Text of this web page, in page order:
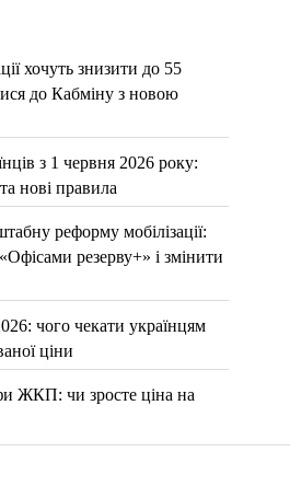
хочуть знизити до 55
до Кабміну з новою
з 1 червня 2026 року:
нові правила
реформу мобілізації:
резерву+» і змінити
чого чекати українцям
ціни
ЖКП: чи зросте ціна на